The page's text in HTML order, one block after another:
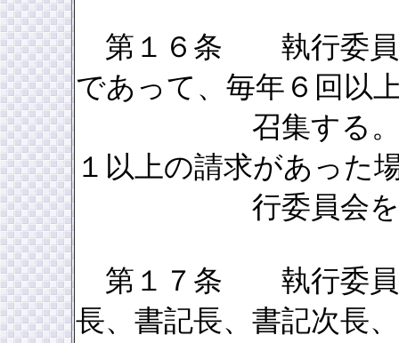
第１６条 執行委員
であって、毎年６回以
召集する。但し
１以上の請求があった
行委員会を開か
第１７条 執行委員
長、書記長、書記次長